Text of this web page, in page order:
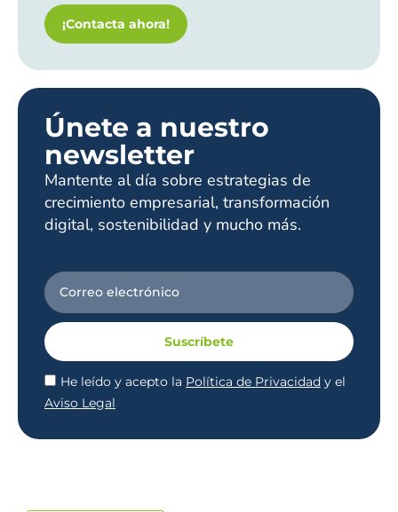
¡Contacta ahora!
Únete a nuestro
newsletter
Mantente al día sobre estrategias de
crecimiento empresarial, transformación
digital, sostenibilidad y mucho más.
He leído y acepto la Política de Privacidad y el
Aviso Legal
Suscríbete